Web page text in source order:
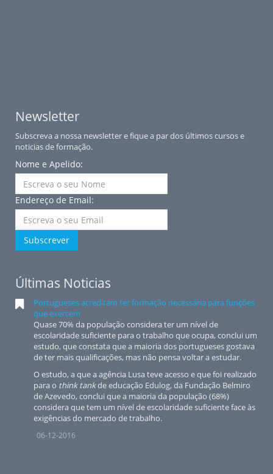
Newsletter
Subscreva a nossa newsletter e fique a par dos últimos cursos e
noticias de formação.
Nome e Apelido:
Endereço de Email:
Subscrever
Últimas Noticias
Portugueses acreditam ter formação necessária para funções
que exercem
Quase 70% da população considera ter um nível de
escolaridade suficiente para o trabalho que ocupa, conclui um
estudo, que constata que a maioria dos portugueses gostava
de ter mais qualificações, mas não pensa voltar a estudar.
O estudo, a que a agência Lusa teve acesso e que foi realizado
para o think tankde educação Edulog, da Fundação Belmiro
de Azevedo, conclui que a maioria da população (68%)
considera que tem um nível de escolaridade suficiente face às
exigências do mercado de trabalho.
06-12-2016